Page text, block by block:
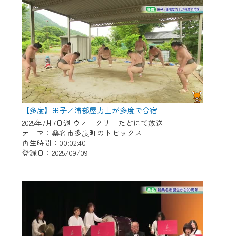
【多度】田子ノ浦部屋力士が多度で合宿
2025年7月7日週 ウィークリーたどにて放送
テーマ：桑名市多度町のトピックス
再生時間：00:02:40
登録日：2025/09/09